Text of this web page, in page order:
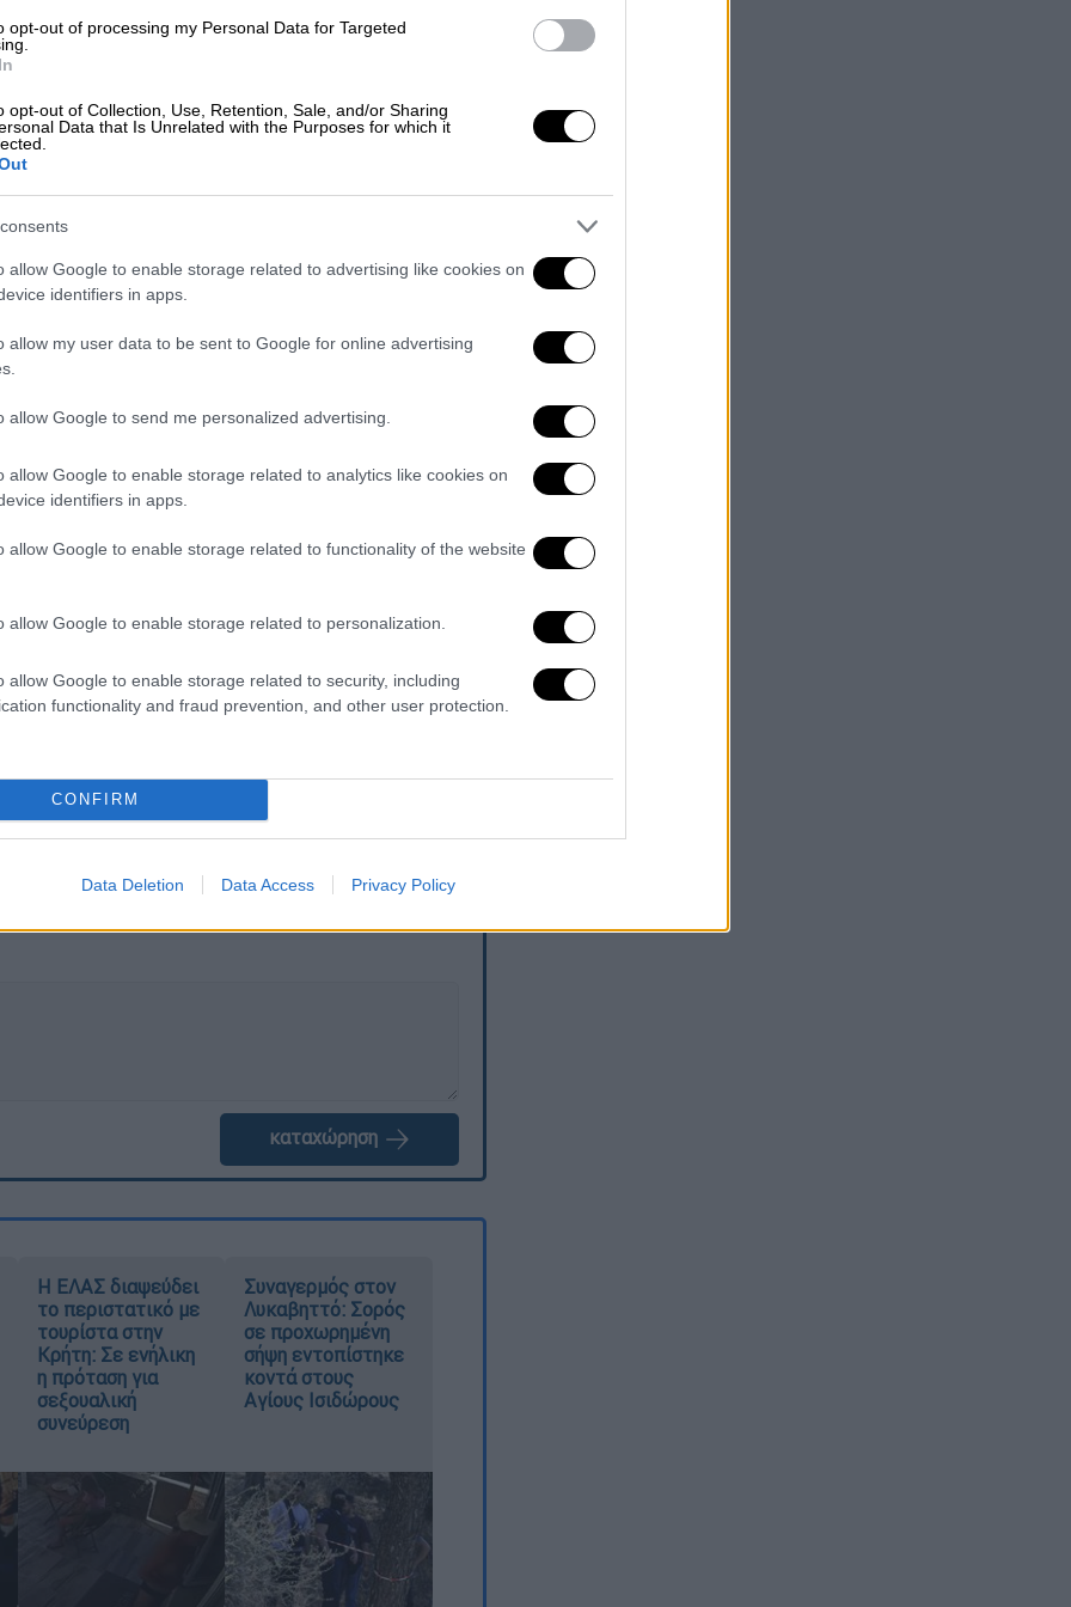
opt-out of processing my Personal Data for Targeted
opt-out of Collection, Use, Retention, Sale, and/or Sharing
Data that Is Unrelated with the Purposes for which it
allow Google to enable storage related to advertising like cookies on
identifiers in apps.
allow my user data to be sent to Google for online advertising
allow Google to send me personalized advertising.
allow Google to enable storage related to analytics like cookies on
identifiers in apps.
allow Google to enable storage related to functionality of the website
allow Google to enable storage related to personalization.
allow Google to enable storage related to security, including
functionality and fraud prevention, and other user protection.
CONFIRM
Data Deletion Data Access Privacy Policy
πληροφορίες για μέγεθος και
37 μηνών χωρίς αναστολή
βρίσκεται σε πλήρη ετοιμότητα και
του παρατεταμένου καύσωνα για την
που προκύπτουν στο Δίκτυο
των υψηλών θερμοκρασιών.
48ωρο έχουν εμφανίσει βλάβες
των ιδιαίτερα υψηλών φορτίων και των
Ρέντη, Καλλιθέα και Πετρούπολη,
του ΔΕΔΔΗΕ επιχειρούν όλο
για την όσο το δυνατόν ταχύτερη
επιχειρούν για την αποκατάσταση
και του Κερατσινίου και η
σύντομα.
ΕΘΝΟΣ θα παρεμβαίνει και τα προσβλητικά σχόλια θα
καταχώρηση
Η ΕΛΑΣ διαψεύδει
το περιστατικό με
τουρίστα στην
Κρήτη: Σε ενήλικη
η πρόταση για
σεξουαλική
συνεύρεση
Συναγερμός στον
Λυκαβηττό: Σορός
σε προχωρημένη
σήψη εντοπίστηκε
κοντά στους
Αγίους Ισιδώρους